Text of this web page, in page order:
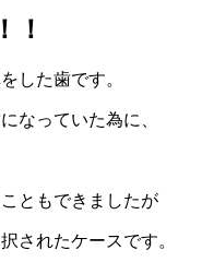
！
した歯です。
なっていた為に、
ともできましたが
されたケースです。